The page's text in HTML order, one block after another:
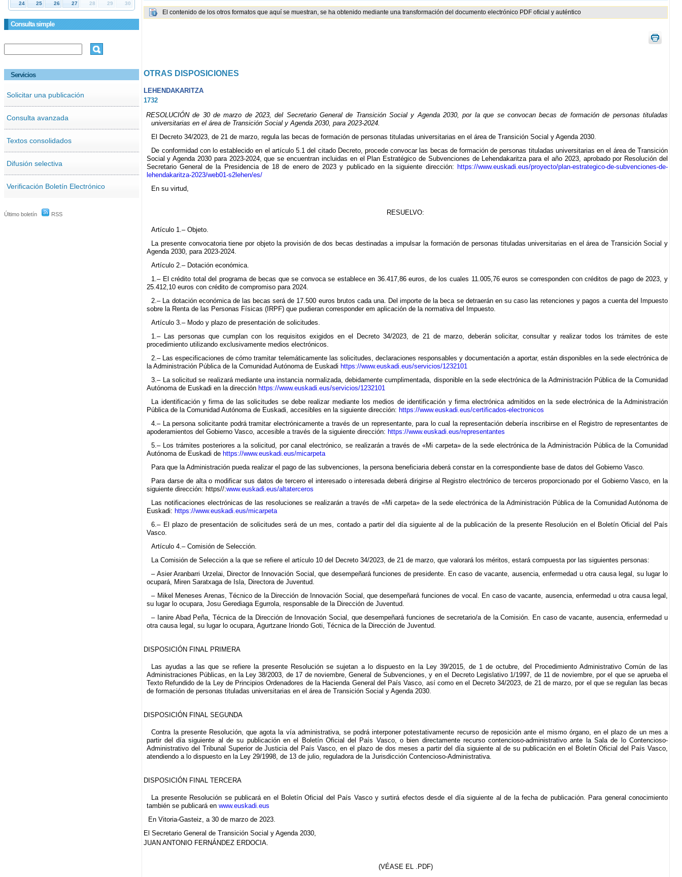
Consulta simple
Servicios
Solicitar una publicación
Consulta avanzada
Textos consolidados
Difusión selectiva
Verificación Boletín Electrónico
Último boletín RSS
El contenido de los otros formatos que aquí se muestran, se ha obtenido mediante una transformación del documento electrónico PDF oficial y auténtico
OTRAS DISPOSICIONES
LEHENDAKARITZA
1732
RESOLUCIÓN de 30 de marzo de 2023, del Secretario General de Transición Social y Agenda 2030, por la que se convocan becas de formación de personas tituladas
universitarias en el área de Transición Social y Agenda 2030, para 2023-2024.
El Decreto 34/2023, de 21 de marzo, regula las becas de formación de personas tituladas universitarias en el área de Transición Social y Agenda 2030.
De conformidad con lo establecido en el artículo 5.1 del citado Decreto, procede convocar las becas de formación de personas tituladas universitarias en el área de Transición
Social y Agenda 2030 para 2023-2024, que se encuentran incluidas en el Plan Estratégico de Subvenciones de Lehendakaritza para el año 2023, aprobado por Resolución del
Secretario General de la Presidencia de 18 de enero de 2023 y publicado en la siguiente dirección: https://www.euskadi.eus/proyecto/plan-estrategico-de-subvenciones-de-
lehendakaritza-2023/web01-s2lehen/es/
En su virtud,
RESUELVO:
Artículo 1.– Objeto.
La presente convocatoria tiene por objeto la provisión de dos becas destinadas a impulsar la formación de personas tituladas universitarias en el área de Transición Social y
Agenda 2030, para 2023-2024.
Artículo 2.– Dotación económica.
1.– El crédito total del programa de becas que se convoca se establece en 36.417,86 euros, de los cuales 11.005,76 euros se corresponden con créditos de pago de 2023, y
25.412,10 euros con crédito de compromiso para 2024.
2.– La dotación económica de las becas será de 17.500 euros brutos cada una. Del importe de la beca se detraerán en su caso las retenciones y pagos a cuenta del Impuesto
sobre la Renta de las Personas Físicas (IRPF) que pudieran corresponder em aplicación de la normativa del Impuesto.
Artículo 3.– Modo y plazo de presentación de solicitudes.
1.– Las personas que cumplan con los requisitos exigidos en el Decreto 34/2023, de 21 de marzo, deberán solicitar, consultar y realizar todos los trámites de este
procedimiento utilizando exclusivamente medios electrónicos.
2.– Las especificaciones de cómo tramitar telemáticamente las solicitudes, declaraciones responsables y documentación a aportar, están disponibles en la sede electrónica de
la Administración Pública de la Comunidad Autónoma de Euskadi https://www.euskadi.eus/servicios/1232101
3.– La solicitud se realizará mediante una instancia normalizada, debidamente cumplimentada, disponible en la sede electrónica de la Administración Pública de la Comunidad
Autónoma de Euskadi en la dirección https://www.euskadi.eus/servicios/1232101
La identificación y firma de las solicitudes se debe realizar mediante los medios de identificación y firma electrónica admitidos en la sede electrónica de la Administración
Pública de la Comunidad Autónoma de Euskadi, accesibles en la siguiente dirección: https://www.euskadi.eus/certificados-electronicos
4.– La persona solicitante podrá tramitar electrónicamente a través de un representante, para lo cual la representación debería inscribirse en el Registro de representantes de
apoderamientos del Gobierno Vasco, accesible a través de la siguiente dirección: https://www.euskadi.eus/representantes
5.– Los trámites posteriores a la solicitud, por canal electrónico, se realizarán a través de «Mi carpeta» de la sede electrónica de la Administración Pública de la Comunidad
Autónoma de Euskadi de https://www.euskadi.eus/micarpeta
Para que la Administración pueda realizar el pago de las subvenciones, la persona beneficiaria deberá constar en la correspondiente base de datos del Gobierno Vasco.
Para darse de alta o modificar sus datos de tercero el interesado o interesada deberá dirigirse al Registro electrónico de terceros proporcionado por el Gobierno Vasco, en la
siguiente dirección: https//:www.euskadi.eus/altaterceros
Las notificaciones electrónicas de las resoluciones se realizarán a través de «Mi carpeta» de la sede electrónica de la Administración Pública de la Comunidad Autónoma de
Euskadi: https://www.euskadi.eus/micarpeta
6.– El plazo de presentación de solicitudes será de un mes, contado a partir del día siguiente al de la publicación de la presente Resolución en el Boletín Oficial del País
Vasco.
Artículo 4.– Comisión de Selección.
La Comisión de Selección a la que se refiere el artículo 10 del Decreto 34/2023, de 21 de marzo, que valorará los méritos, estará compuesta por las siguientes personas:
– Asier Aranbarri Urzelai, Director de Innovación Social, que desempeñará funciones de presidente. En caso de vacante, ausencia, enfermedad u otra causa legal, su lugar lo
ocupará, Miren Saratxaga de Isla, Directora de Juventud.
– Mikel Meneses Arenas, Técnico de la Dirección de Innovación Social, que desempeñará funciones de vocal. En caso de vacante, ausencia, enfermedad u otra causa legal,
su lugar lo ocupara, Josu Gerediaga Egurrola, responsable de la Dirección de Juventud.
– Ianire Abad Peña, Técnica de la Dirección de Innovación Social, que desempeñará funciones de secretario/a de la Comisión. En caso de vacante, ausencia, enfermedad u
otra causa legal, su lugar lo ocupara, Agurtzane Iriondo Goti, Técnica de la Dirección de Juventud.
DISPOSICIÓN FINAL PRIMERA
Las ayudas a las que se refiere la presente Resolución se sujetan a lo dispuesto en la Ley 39/2015, de 1 de octubre, del Procedimiento Administrativo Común de las
Administraciones Públicas, en la Ley 38/2003, de 17 de noviembre, General de Subvenciones, y en el Decreto Legislativo 1/1997, de 11 de noviembre, por el que se aprueba el
Texto Refundido de la Ley de Principios Ordenadores de la Hacienda General del País Vasco, así como en el Decreto 34/2023, de 21 de marzo, por el que se regulan las becas
de formación de personas tituladas universitarias en el área de Transición Social y Agenda 2030.
DISPOSICIÓN FINAL SEGUNDA
Contra la presente Resolución, que agota la vía administrativa, se podrá interponer potestativamente recurso de reposición ante el mismo órgano, en el plazo de un mes a
partir del día siguiente al de su publicación en el Boletín Oficial del País Vasco, o bien directamente recurso contencioso-administrativo ante la Sala de lo Contencioso-
Administrativo del Tribunal Superior de Justicia del País Vasco, en el plazo de dos meses a partir del día siguiente al de su publicación en el Boletín Oficial del País Vasco,
atendiendo a lo dispuesto en la Ley 29/1998, de 13 de julio, reguladora de la Jurisdicción Contencioso-Administrativa.
DISPOSICIÓN FINAL TERCERA
La presente Resolución se publicará en el Boletín Oficial del País Vasco y surtirá efectos desde el día siguiente al de la fecha de publicación. Para general conocimiento
también se publicará en www.euskadi.eus
En Vitoria-Gasteiz, a 30 de marzo de 2023.
El Secretario General de Transición Social y Agenda 2030,
JUAN ANTONIO FERNÁNDEZ ERDOCIA.
(VÉASE EL .PDF)